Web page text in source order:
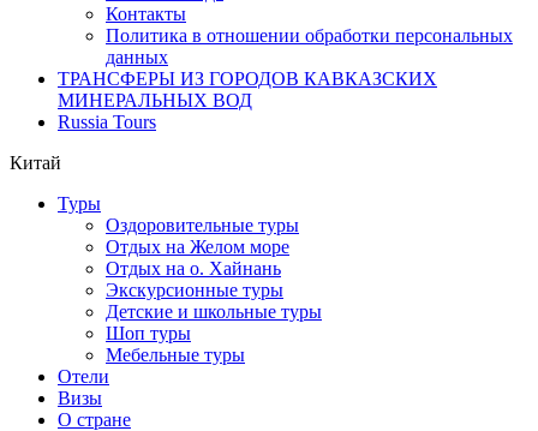
Контакты
Политика в отношении обработки персональных
данных
ТРАНСФЕРЫ ИЗ ГОРОДОВ КАВКАЗСКИХ
МИНЕРАЛЬНЫХ ВОД
Russia Tours
Китай
Туры
Оздоровительные туры
Отдых на Желом море
Отдых на о. Хайнань
Экскурсионные туры
Детские и школьные туры
Шоп туры
Мебельные туры
Отели
Визы
О стране